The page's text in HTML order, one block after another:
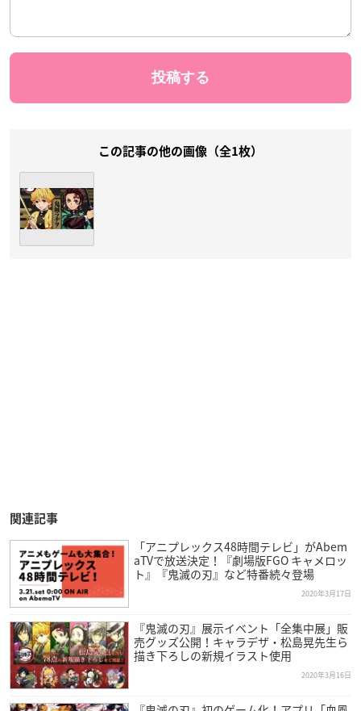
この記事の他の画像（全1枚）
関連記事
「アニプレックス48時間テレビ」がAbem
aTVで放送決定！『劇場版FGO キャメロッ
ト』『鬼滅の刃』など特番続々登場
2020年3月17日
『鬼滅の刃』展示イベント「全集中展」販
売グッズ公開！キャラデザ・松島晃先生ら
描き下ろしの新規イラスト使用
2020年3月16日